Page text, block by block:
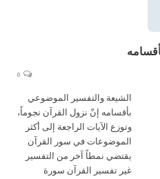
الشيعة والتفسير الموضوعي
بأقسامه إنّ نزول القرآن نجوماً،
وتوزع الآيات الراجعة إلى أكثر
الموضوعات في سور القرآن
يقتضي نمطاً آخر من التفسير
غير تفسير القرآن سورة